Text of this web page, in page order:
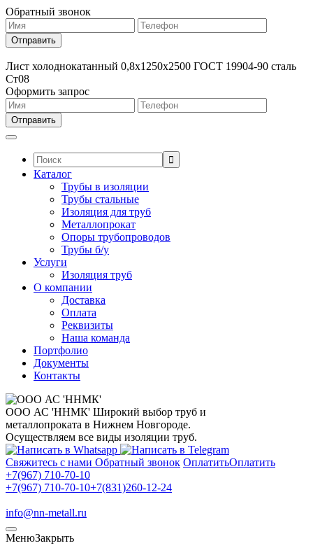
Обратный звонок
Лист холоднокатанный 0,8х1250х2500 ГОСТ 19904-90 сталь
Ст08
Оформить запрос
Поиск:
Каталог
Трубы в изоляции
Трубы стальные
Изоляция для труб
Металлопрокат
Опоры трубопроводов
Трубы б/у
Услуги
Изоляция труб
О компании
Доставка
Оплата
Реквизиты
Наша команда
Портфолио
Документы
Контакты
ООО АС 'ННМК' Широкий выбор труб и
металлопроката в Нижнем Новгороде.
Осуществляем все виды изоляции труб.
Свяжитесь с нами Обратный звонок ОплатитьОплатить
+7(967) 710-70-10
+7(967) 710-70-10+7(831)260-12-24
info@nn-metall.ru
МенюЗакрыть